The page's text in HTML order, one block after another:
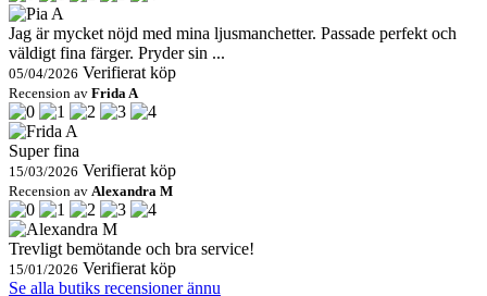
Jag är mycket nöjd med mina ljusmanchetter. Passade perfekt och
väldigt fina färger. Pryder sin ...
05/04/2026 Verifierat köp
Recension av Frida A
Super fina
15/03/2026 Verifierat köp
Recension av Alexandra M
Trevligt bemötande och bra service!
15/01/2026 Verifierat köp
Se alla butiks recensioner ännu